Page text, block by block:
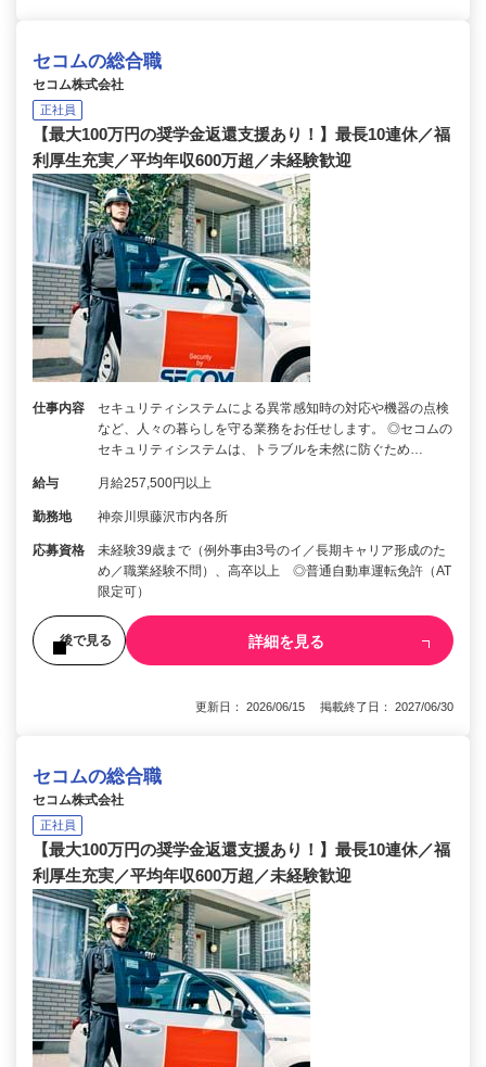
セコムの総合職
セコム株式会社
正社員
【最大100万円の奨学金返還支援あり！】最長10連休／福
利厚生充実／平均年収600万超／未経験歓迎
仕事内容
セキュリティシステムによる異常感知時の対応や機器の点検
など、人々の暮らしを守る業務をお任せします。 ◎セコムの
セキュリティシステムは、トラブルを未然に防ぐため…
給与 月給257,500円以上
勤務地 神奈川県藤沢市内各所
応募資格
未経験39歳まで（例外事由3号のイ／長期キャリア形成のた
め／職業経験不問）、高卒以上 ◎普通自動車運転免許（AT
限定可）
後で見る 詳細を見る
更新日： 2026/06/15 掲載終了日： 2027/06/30
セコムの総合職
セコム株式会社
正社員
【最大100万円の奨学金返還支援あり！】最長10連休／福
利厚生充実／平均年収600万超／未経験歓迎